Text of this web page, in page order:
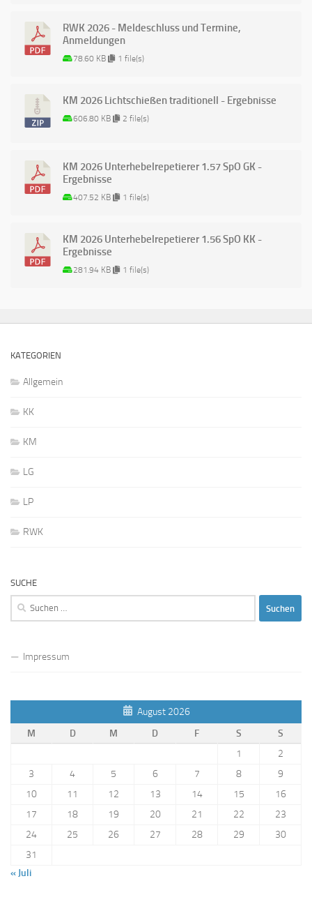
RWK 2026 - Meldeschluss und Termine,
Anmeldungen
78.60 KB 1 file(s)
KM 2026 Lichtschießen traditionell - Ergebnisse
606.80 KB 2 file(s)
KM 2026 Unterhebelrepetierer 1.57 SpO GK -
Ergebnisse
407.52 KB 1 file(s)
KM 2026 Unterhebelrepetierer 1.56 SpO KK -
Ergebnisse
281.94 KB 1 file(s)
KATEGORIEN
Allgemein
KK
KM
LG
LP
RWK
SUCHE
Suchen
Impressum
August 2026
M
D M D F S
S
1
2
3
4 5 6 7 8
9
10
11 12 13 14 15
16
17
18 19 20 21 22
23
24
25 26 27 28 29
30
31
« Juli